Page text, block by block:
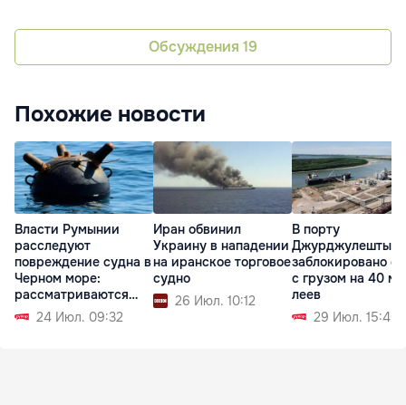
Обсуждения 19
Похожие новости
Власти Румынии
расследуют
повреждение судна в
Черном море:
рассматриваются
две версии
24 Июл. 09:32
Иран обвинил
Украину в нападении
на иранское торговое
судно
26 Июл. 10:12
В порту
Джурджулешты
заблокировано
с грузом на 40
леев
29 Июл. 15:40